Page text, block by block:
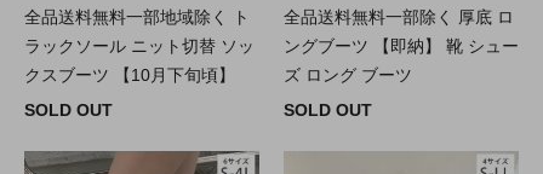
全品送料無料一部地域除く ト
ラックソール ニット切替 ソッ
クスブーツ 【10月下旬頃】
SOLD OUT
全品送料無料一部除く 厚底 ロ
ングブーツ 【即納】 靴 シュー
ズ ロング ブーツ
SOLD OUT